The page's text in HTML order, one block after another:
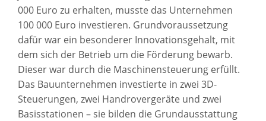
000 Euro zu erhalten, musste das Unternehmen
100 000 Euro investieren. Grundvoraussetzung
dafür war ein besonderer Innovationsgehalt, mit
dem sich der Betrieb um die Förderung bewarb.
Dieser war durch die Maschinensteuerung erfüllt.
Das Bauunternehmen investierte in zwei 3D-
Steuerungen, zwei Handrovergeräte und zwei
Basisstationen – sie bilden die Grundausstattung